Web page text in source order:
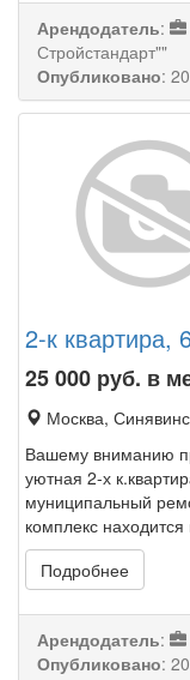
Арендодатель:
Стройстандарт""
Опубликовано:
2-к квартира,
25 000 руб. в
Москва,
Вашему вниманию
уютная 2-х
муниципальный
комплекс
Подробнее
Арендодатель:
Опубликовано: